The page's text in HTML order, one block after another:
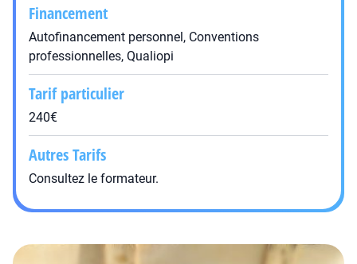
Financement
Autofinancement personnel, Conventions
professionnelles, Qualiopi
Tarif particulier
240€
Autres Tarifs
Consultez le formateur.